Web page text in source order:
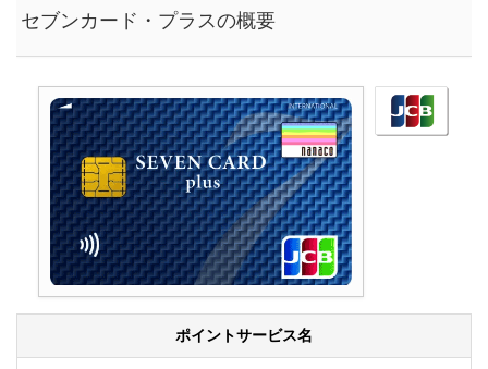
セブンカード・プラスの概要
ポイントサービス名